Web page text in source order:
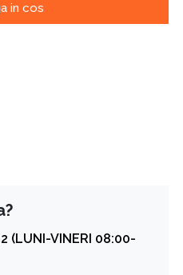
in cos
(LUNI-VINERI 08:00-